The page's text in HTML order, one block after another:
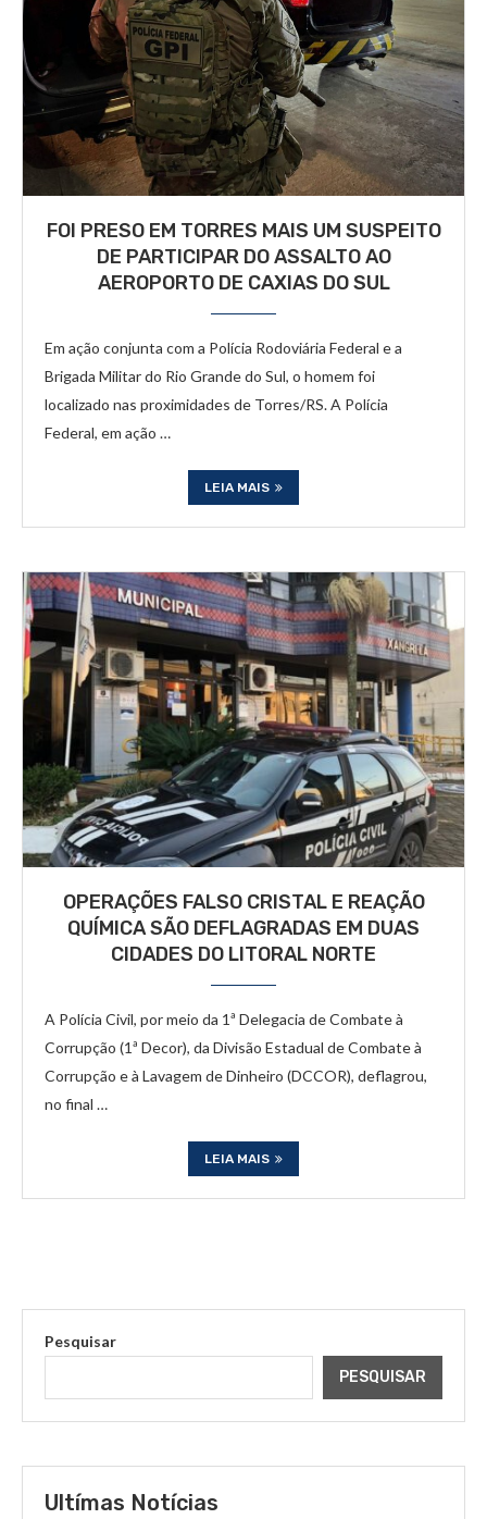
FOI PRESO EM TORRES MAIS UM SUSPEITO
DE PARTICIPAR DO ASSALTO AO
AEROPORTO DE CAXIAS DO SUL
Em ação conjunta com a Polícia Rodoviária Federal e a
Brigada Militar do Rio Grande do Sul, o homem foi
localizado nas proximidades de Torres/RS. A Polícia
Federal, em ação …
LEIA MAIS
OPERAÇÕES FALSO CRISTAL E REAÇÃO
QUÍMICA SÃO DEFLAGRADAS EM DUAS
CIDADES DO LITORAL NORTE
A Polícia Civil, por meio da 1ª Delegacia de Combate à
Corrupção (1ª Decor), da Divisão Estadual de Combate à
Corrupção e à Lavagem de Dinheiro (DCCOR), deflagrou,
no final …
LEIA MAIS
Pesquisar
PESQUISAR
Ultímas Notícias